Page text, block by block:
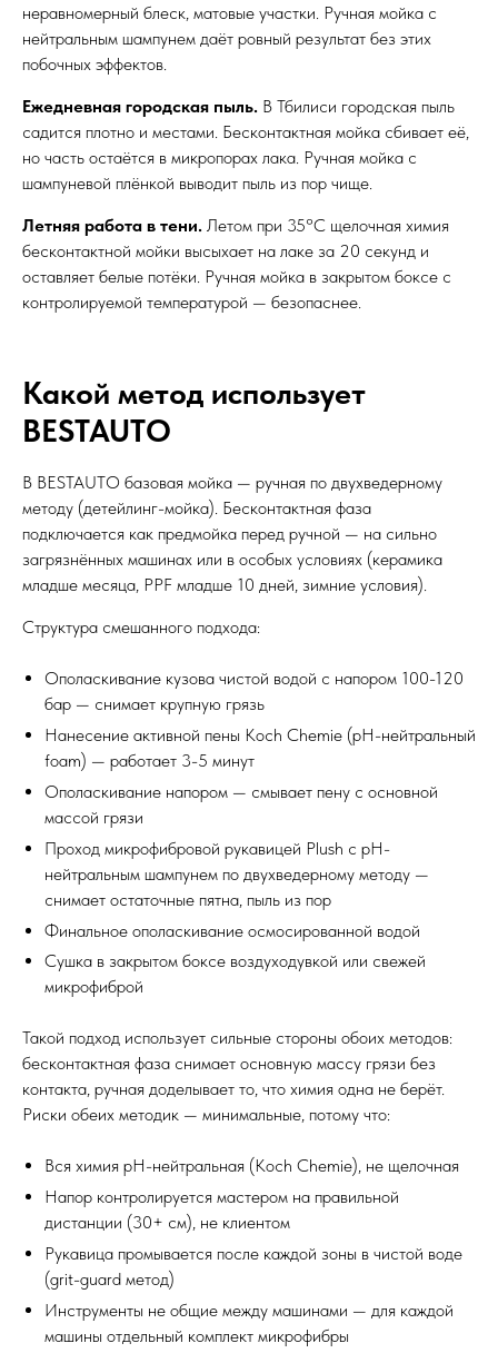
неравномерный блеск, матовые участки. Ручная мойка с
нейтральным шампунем даёт ровный результат без этих
побочных эффектов.
Ежедневная городская пыль. В Тбилиси городская пыль
садится плотно и местами. Бесконтактная мойка сбивает её,
но часть остаётся в микропорах лака. Ручная мойка с
шампуневой плёнкой выводит пыль из пор чище.
Летняя работа в тени. Летом при 35°C щелочная химия
бесконтактной мойки высыхает на лаке за 20 секунд и
оставляет белые потёки. Ручная мойка в закрытом боксе с
контролируемой температурой — безопаснее.
Какой метод использует
BESTAUTO
В BESTAUTO базовая мойка — ручная по двухведерному
методу (детейлинг-мойка). Бесконтактная фаза
подключается как предмойка перед ручной — на сильно
загрязнённых машинах или в особых условиях (керамика
младше месяца, PPF младше 10 дней, зимние условия).
Структура смешанного подхода:
Ополаскивание кузова чистой водой с напором 100-120
бар — снимает крупную грязь
Нанесение активной пены Koch Chemie (pH-нейтральный
foam) — работает 3-5 минут
Ополаскивание напором — смывает пену с основной
массой грязи
Проход микрофибровой рукавицей Plush с pH-
нейтральным шампунем по двухведерному методу —
снимает остаточные пятна, пыль из пор
Финальное ополаскивание осмосированной водой
Сушка в закрытом боксе воздуходувкой или свежей
микрофиброй
Такой подход использует сильные стороны обоих методов:
бесконтактная фаза снимает основную массу грязи без
контакта, ручная доделывает то, что химия одна не берёт.
Риски обеих методик — минимальные, потому что:
Вся химия pH-нейтральная (Koch Chemie), не щелочная
Напор контролируется мастером на правильной
дистанции (30+ см), не клиентом
Рукавица промывается после каждой зоны в чистой воде
(grit-guard метод)
Инструменты не общие между машинами — для каждой
машины отдельный комплект микрофибры